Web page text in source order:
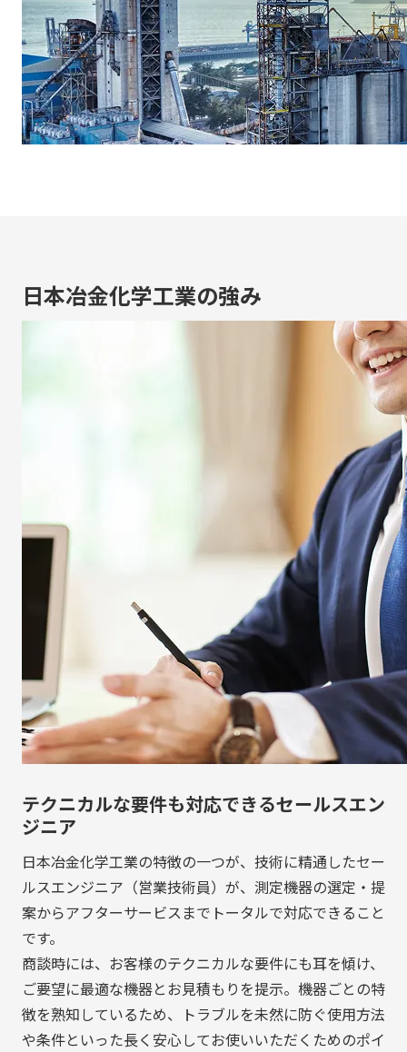
日本冶金化学工業の強み
テクニカルな要件も対応できるセールスエン
ジニア
日本冶金化学工業の特徴の一つが、技術に精通したセー
ルスエンジニア（営業技術員）が、測定機器の選定・提
案からアフターサービスまでトータルで対応できること
です。
商談時には、お客様のテクニカルな要件にも耳を傾け、
ご要望に最適な機器とお見積もりを提示。機器ごとの特
徴を熟知しているため、トラブルを未然に防ぐ使用方法
や条件といった長く安心してお使いいただくためのポイ